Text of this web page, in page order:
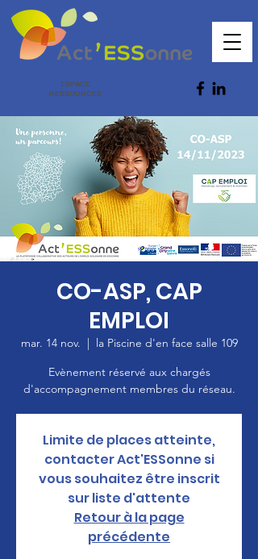
ESPACE
RESSOURCES
CO-ASP, CAP
EMPLOI
mar. 14 nov.
  |
la Piscine d'en face salle 109
Evènement réservé aux chargés
d'accompagnement membres du réseau.
Limite de places atteinte,
contacter Act'ESSonne si
vous souhaitez être inscrit
sur liste d'attente
Retour à la page
précédente